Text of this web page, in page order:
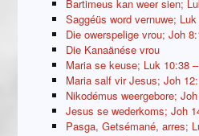
Bartimeus kan weer sien;
Saggéüs word vernuwe;
Die owerspelige vrou; Joh
Die Kanaänése vrou
Maria se keuse; Luk 10:38
Maria salf vir Jesus; Joh
Nikodémus weergebore;
Jesus se wederkoms; Joh
Pasga, Getsémané, arres;